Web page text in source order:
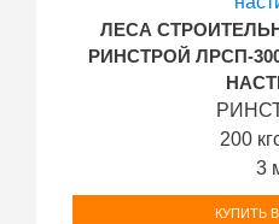
ЛЕСА
РИНСТРОЙ ЛРСП-
200
3
КУПИТЬ